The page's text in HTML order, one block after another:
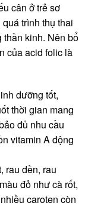
cân ở trẻ sơ
trình thụ thai
thần kinh. Nên bổ
của acid folic là
dưỡng tốt,
thời gian mang
đủ nhu cầu
vitamin A động
rau dền, rau
đỏ như cà rốt,
caroten còn